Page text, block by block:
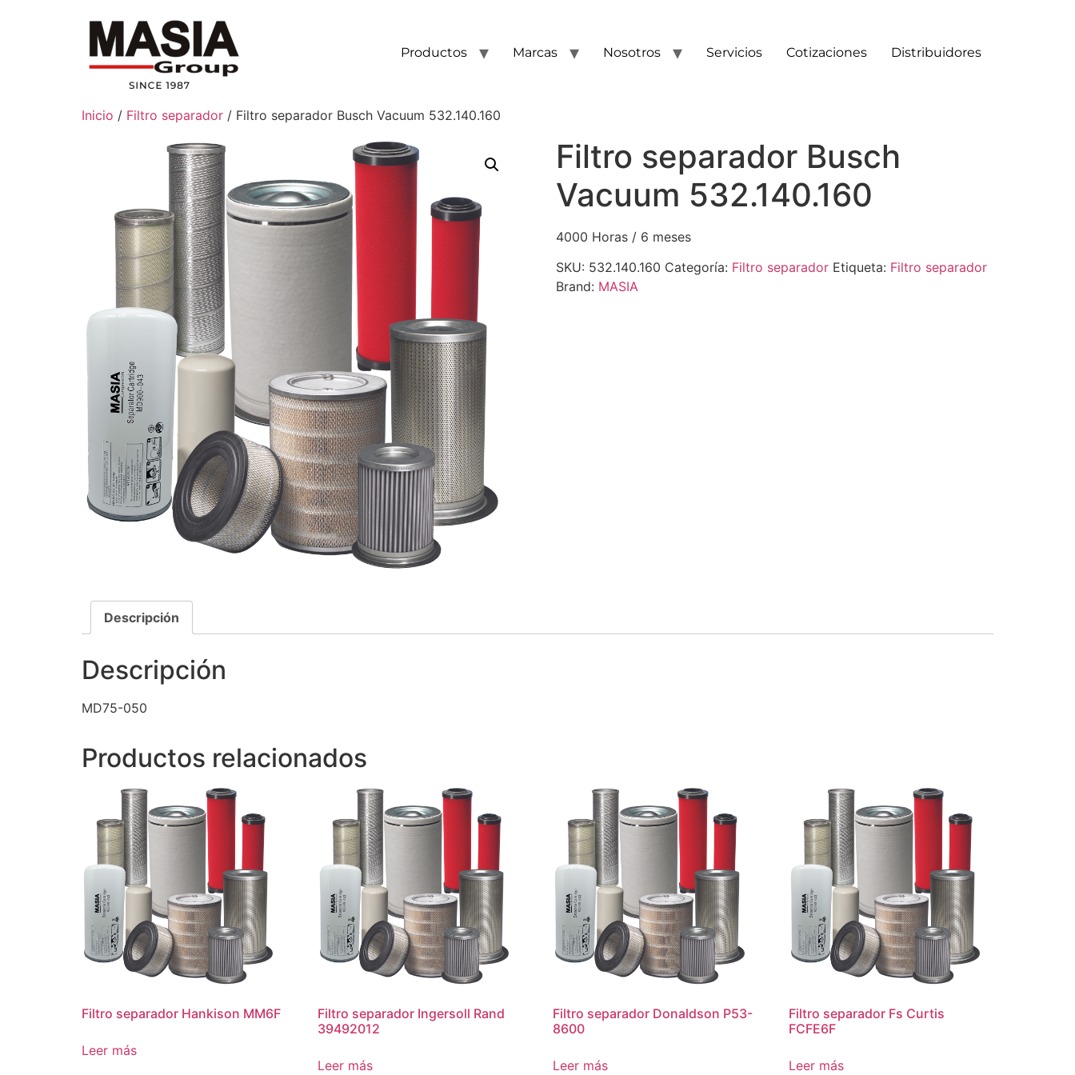
Productos Marcas Nosotros Servicios Cotizaciones Distribuidores
Inicio / Filtro separador / Filtro separador Busch Vacuum 532.140.160
Filtro separador Busch
Vacuum 532.140.160
4000 Horas / 6 meses
SKU: 532.140.160 Categoría: Filtro separador Etiqueta: Filtro separador
Brand: MASIA
Descripción
Descripción
MD75-050
Productos relacionados
Filtro separador Hankison MM6F
Leer más
Filtro separador Ingersoll Rand
39492012
Leer más
Filtro separador Donaldson P53-
8600
Leer más
Filtro separador Fs Curtis
FCFE6F
Leer más